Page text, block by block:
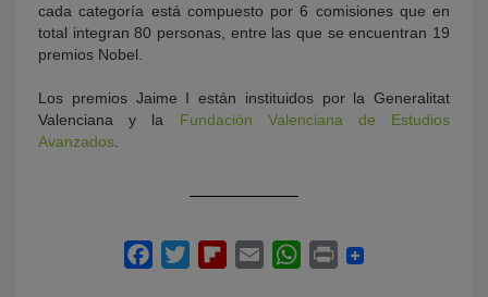
cada categoría está compuesto por 6 comisiones que en
total integran 80 personas, entre las que se encuentran 19
premios Nobel.
Los premios Jaime I están instituidos por la Generalitat
Valenciana y la Fundación Valenciana de Estudios
Avanzados